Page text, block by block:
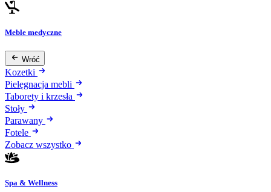
Meble medyczne
Wróć
Kozetki
Pielęgnacja mebli
Taborety i krzesła
Stoły
Parawany
Fotele
Zobacz wszystko
Spa & Wellness